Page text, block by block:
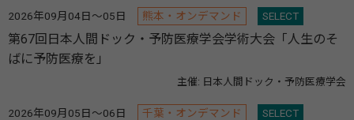
2026年09月04日～05日 熊本・オンデマンド SELECT
第67回日本人間ドック・予防医療学会学術大会「人生のそ
ばに予防医療を」
主催: 日本人間ドック・予防医療学会
2026年09月05日～06日 千葉・オンデマンド SELECT